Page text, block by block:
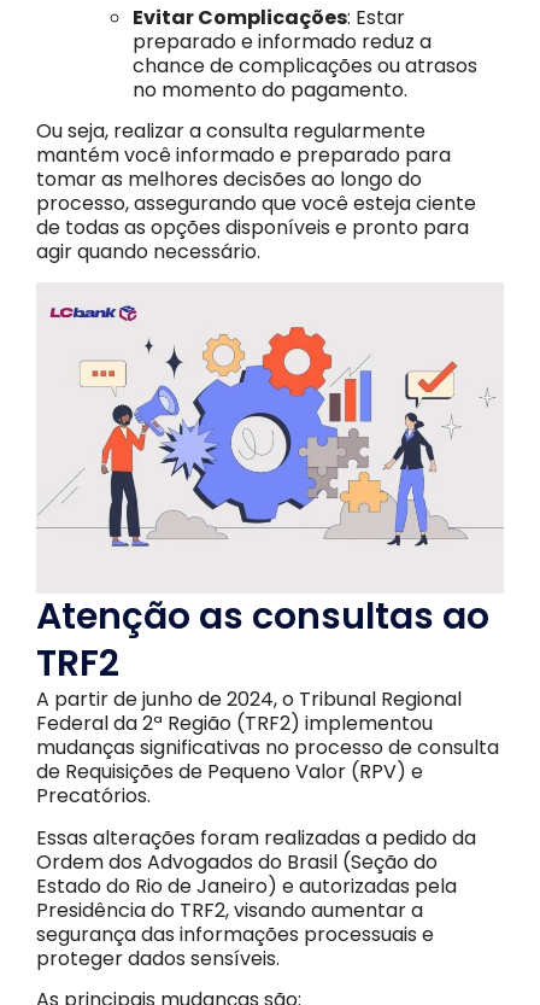
Evitar Complicações: Estar
preparado e informado reduz a
chance de complicações ou atrasos
no momento do pagamento.
Ou seja, realizar a consulta regularmente
mantém você informado e preparado para
tomar as melhores decisões ao longo do
processo, assegurando que você esteja ciente
de todas as opções disponíveis e pronto para
agir quando necessário.
Atenção as consultas ao
TRF2
A partir de junho de 2024, o Tribunal Regional
Federal da 2ª Região (TRF2) implementou
mudanças significativas no processo de consulta
de Requisições de Pequeno Valor (RPV) e
Precatórios.
Essas alterações foram realizadas a pedido da
Ordem dos Advogados do Brasil (Seção do
Estado do Rio de Janeiro) e autorizadas pela
Presidência do TRF2, visando aumentar a
segurança das informações processuais e
proteger dados sensíveis.